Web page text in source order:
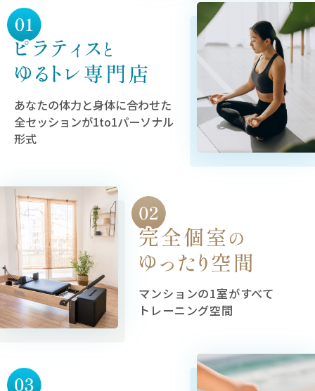
あなたの体力と身体に合わせた
全セッションが1to1パーソナル
形式
マンションの1室がすべて
トレーニング空間